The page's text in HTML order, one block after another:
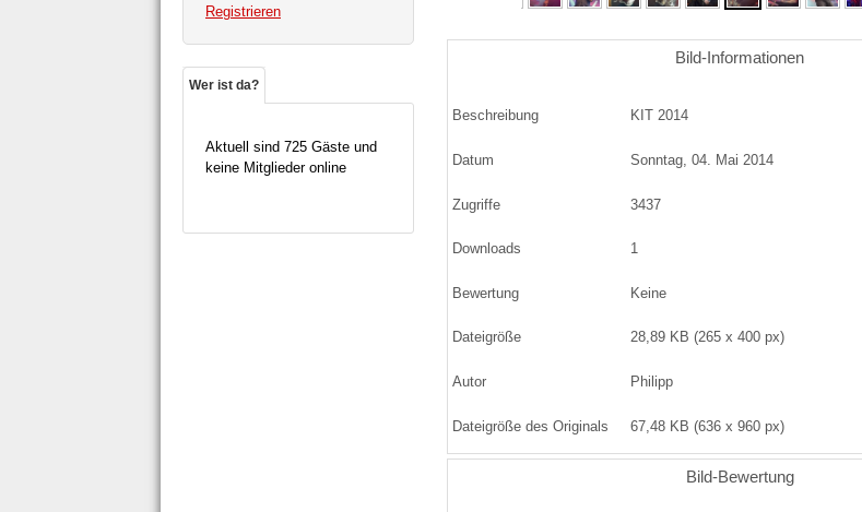
Registrieren
Wer ist da?
Aktuell sind 725 Gäste und
keine Mitglieder online
Bild-Informationen
Beschreibung KIT 2014
Datum Sonntag, 04. Mai 2014
Zugriffe 3437
Downloads 1
Bewertung Keine
Dateigröße 28,89 KB (265 x 400 px)
Autor Philipp
Dateigröße des Originals 67,48 KB (636 x 960 px)
Bild-Bewertung